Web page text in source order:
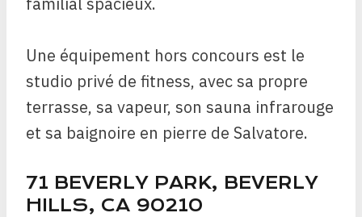
Une équipement hors concours est le
studio privé de fitness, avec sa propre
terrasse, sa vapeur, son sauna infrarouge
et sa baignoire en pierre de Salvatore.
71 BEVERLY PARK, BEVERLY
HILLS, CA 90210